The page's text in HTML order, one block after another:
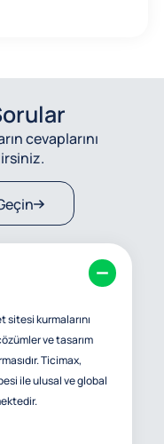
cevaplarını
kurmalarını
ve tasarım
Ticimax,
ile ulusal ve global